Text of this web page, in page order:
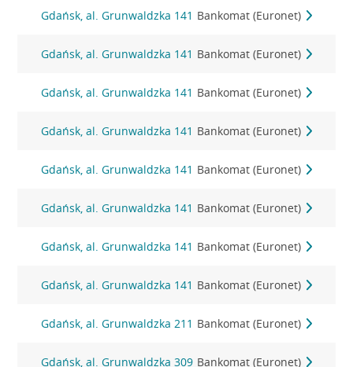
Gdańsk, al. Grunwaldzka 141 Bankomat (Euronet)
Gdańsk, al. Grunwaldzka 141 Bankomat (Euronet)
Gdańsk, al. Grunwaldzka 141 Bankomat (Euronet)
Gdańsk, al. Grunwaldzka 141 Bankomat (Euronet)
Gdańsk, al. Grunwaldzka 141 Bankomat (Euronet)
Gdańsk, al. Grunwaldzka 141 Bankomat (Euronet)
Gdańsk, al. Grunwaldzka 141 Bankomat (Euronet)
Gdańsk, al. Grunwaldzka 141 Bankomat (Euronet)
Gdańsk, al. Grunwaldzka 211 Bankomat (Euronet)
Gdańsk, al. Grunwaldzka 309 Bankomat (Euronet)